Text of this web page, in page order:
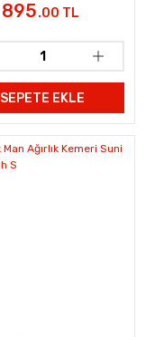
895.00 TL
SEPETE EKLE